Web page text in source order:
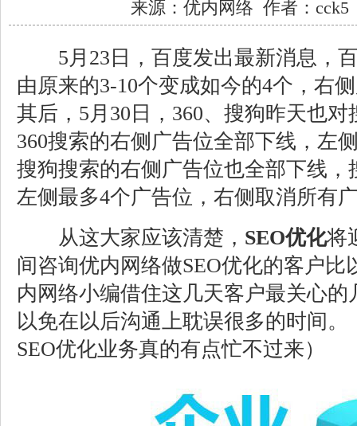
来源： 优内网络 作者：cck5
5月23日，百度发出最新消息，
由原来的3-10个变成如今的4个，右
其后，5月30日，360、搜狗昨天也
360搜索的右侧广告位全部下线，左
搜狗搜索的右侧广告位也全部下线
左侧最多4个广告位，右侧取消所有
从这大家应该清楚， SEO优化将
间咨询优内网络做SEO优化的客户
内网络小编借住这几天客户最关心
以免在以后沟通上耽误很多的时间
SEO优化业务真的有点忙不过来）